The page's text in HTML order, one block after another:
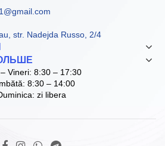
str. Nadejda Russo, 2/4
Vineri: 8:30 – 17:30
8:30 – 14:00
zi libera